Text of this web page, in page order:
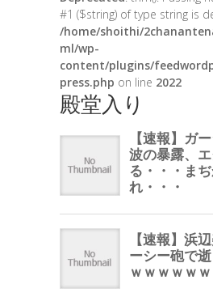
#1 ($string) of type string is
/home/shoithi/
ml/wp-
content/plugins/
press.php on line 2022
殿堂入り